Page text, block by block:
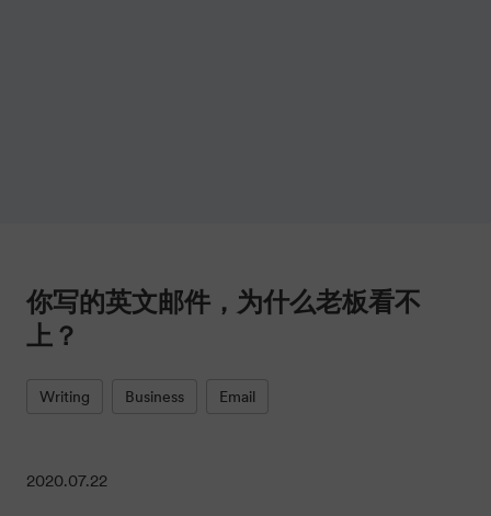
你写的英文邮件，为什么老板看不
上？
Writing Business Email
2020.07.22